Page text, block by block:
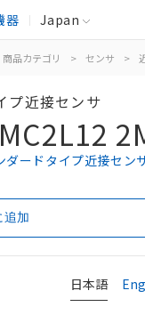
器 Japan
商品カテゴリ > センサ >
プ近接センサ
ダードタイプ近接セン
追加
日本語